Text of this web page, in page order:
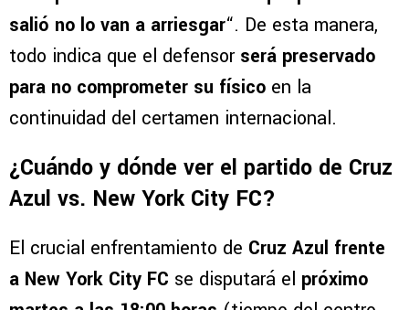
postura del cuerpo técnico liderado por Joel
Huiqui respecto a la presencia del colombiano
enel próximo duelo: “Yo creo que por como
salió no lo van a arriesgar “. De esta manera,
para no comprometer su físicoen la
continuidad del certamen internacional.
¿Cuándo y dónde ver el partido de Cruz
Azul vs. New York City FC?